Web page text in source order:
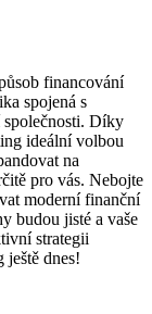
financování
spojená s
společnosti. Díky
ideální volbou
na
pro vás. Nebojte
moderní finanční
budou jisté a vaše
strategii
dnes!